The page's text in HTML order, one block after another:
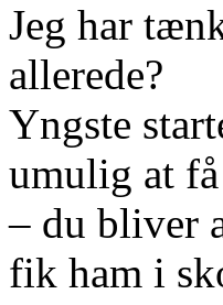
Jeg har
allerede?
Yngste
umulig at
– du bliver
fik ham i